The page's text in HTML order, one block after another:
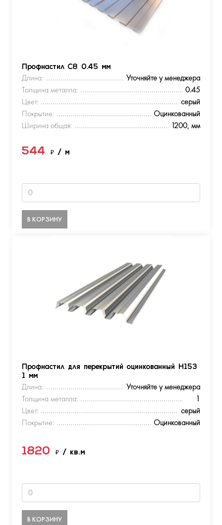
Профнастил С8 0.45 мм
Длина:
Уточняйте у менеджера
Толщина металла:
0.45
Цвет:
серый
Покрытие:
Оцинкованный
Ширина общая:
1200, мм
544 ₽ / м
В КОРЗИНУ
Профнастил для перекрытий оцинкованный Н153
1 мм
Длина:
Уточняйте у менеджера
Толщина металла:
1
Цвет:
серый
Покрытие:
Оцинкованный
1820 ₽ / кв.м
В КОРЗИНУ